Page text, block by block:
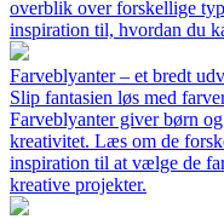
overblik over forskellige
inspiration til, hvordan du
Farveblyanter – et bredt
Slip fantasien løs med
Farveblyanter giver børn
kreativitet. Læs om de
inspiration til at vælge de
kreative projekter.